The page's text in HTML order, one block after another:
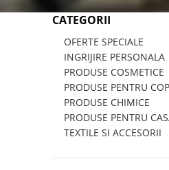
CATEGORII
OFERTE SPECIALE
INGRIJIRE PERSONALA
PRODUSE COSMETICE
PRODUSE PENTRU
PRODUSE CHIMICE
PRODUSE PENTRU
TEXTILE SI ACCESORII